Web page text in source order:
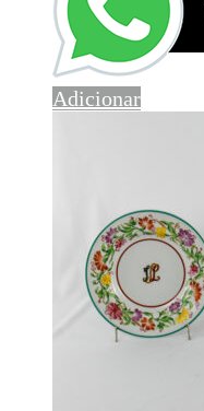
Adicionar